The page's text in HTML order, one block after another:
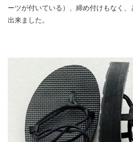
ーツが付いている）、締め付けもなく
出来ました。